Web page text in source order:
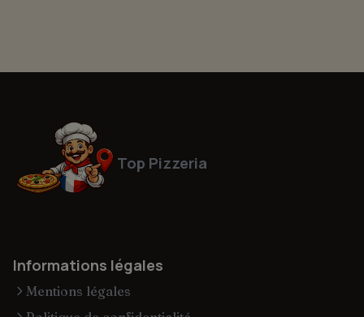
Top Pizzeria
Informations légales
Mentions légales